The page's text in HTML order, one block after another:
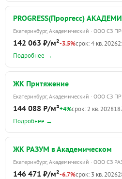
PROGRESS(Проргесс)
Екатеринбург, Академический · ООО СЗ
142 063 ₽/м²-3.5%срок: 4 кв. 2026
Подробнее →
ЖК Притяжение
Екатеринбург, Академический · ООО СЗ
144 088 ₽/м²+4%срок: 2 кв. 2028
Подробнее →
ЖК РАЗУМ в Академическом
Екатеринбург, Академический · ООО СЗ
146 471 ₽/м²-6.7%срок: 3 кв. 2026